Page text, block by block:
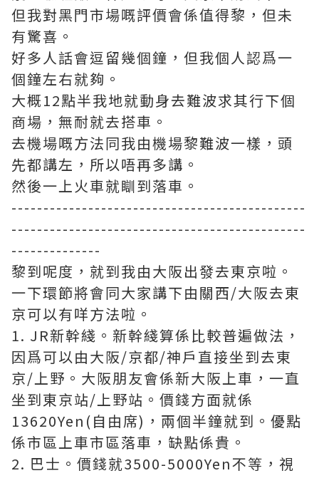
但我對黑門市場嘅評價會係值得黎，但未
有驚喜。
好多人話會逗留幾個鐘，但我個人認爲一
個鐘左右就夠。
大概12點半我地就動身去難波求其行下個
商場，無耐就去搭車。
去機場嘅方法同我由機場黎難波一樣，頭
先都講左，所以唔再多講。
然後一上火車就瞓到落車。
----------------------------------------------
----------------------------------------------
--------------
黎到呢度，就到我由大阪出發去東京啦。
一下環節將會同大家講下由關西/大阪去東
京可以有咩方法啦。
1. JR新幹綫。新幹綫算係比較普遍做法，
因爲可以由大阪/京都/神戶直接坐到去東
京/上野。大阪朋友會係新大阪上車，一直
坐到東京站/上野站。價錢方面就係
13620Yen(自由席)，兩個半鐘就到。優點
係市區上車市區落車，缺點係貴。
2. 巴士。價錢就3500-5000Yen不等，視